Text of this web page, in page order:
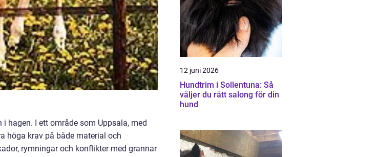
hagen. I ett område som Uppsala, med
höga krav på både material och
rymningar och konflikter med grannar
12 juni 2026
Hundtrim i Sollentuna: Så
väljer du rätt salong för din
hund